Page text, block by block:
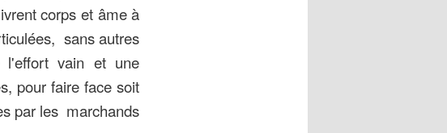
corps et âme à
sans autres
l'effort vain et une
pour faire face soit
par les marchands